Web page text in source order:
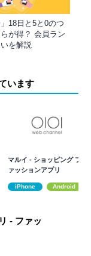
」18日と5と0のつ
が得？ 会員ラン
を解説
います
マルイ - ショッピング フ
ァッションアプリ
iPhone Android
- ファッ